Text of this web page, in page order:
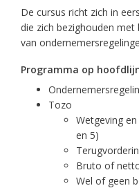
De cursus richt zich in
die zich bezighouden
van
Programma op
Tozo
Wetgeving
en 5)
Bruto of
Wel of geen